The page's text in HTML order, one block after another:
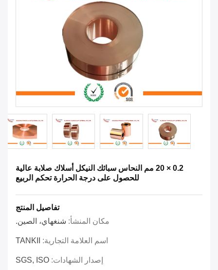
0.2 × 20 مم النحاس سبائك النيكل أسلاك صلابة عالية
للحصول على درجة الحرارة تحكم الربيع
تفاصيل المنتج
مكان المنشأ: شنغهاي، الصين.
اسم العلامة التجارية: TANKII
إصدار الشهادات: SGS, ISO